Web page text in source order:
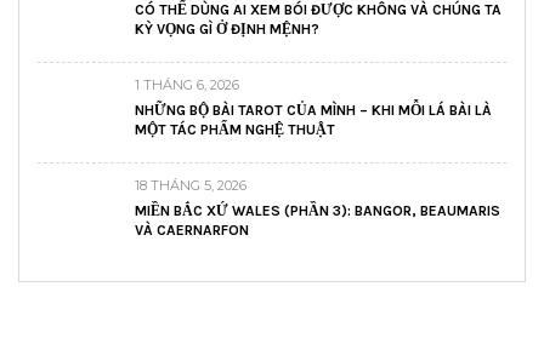
CÓ THỂ DÙNG AI XEM BÓI ĐƯỢC KHÔNG VÀ CHÚNG TA
KỲ VỌNG GÌ Ở ĐỊNH MỆNH?
1 THÁNG 6, 2026
NHỮNG BỘ BÀI TAROT CỦA MÌNH – KHI MỖI LÁ BÀI LÀ
MỘT TÁC PHẨM NGHỆ THUẬT
18 THÁNG 5, 2026
MIỀN BẮC XỨ WALES (PHẦN 3): BANGOR, BEAUMARIS
VÀ CAERNARFON